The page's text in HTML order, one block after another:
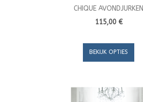
CHIQUE AVONDJURKEN
115,00 €
BEKIJK OPTIES